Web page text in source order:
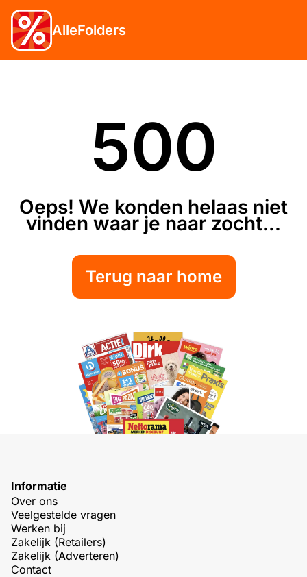
AlleFolders
500
Oeps! We konden helaas niet
vinden waar je naar zocht...
Terug naar home
Informatie
Over ons
Veelgestelde vragen
Werken bij
Zakelijk (Retailers)
Zakelijk (Adverteren)
Contact